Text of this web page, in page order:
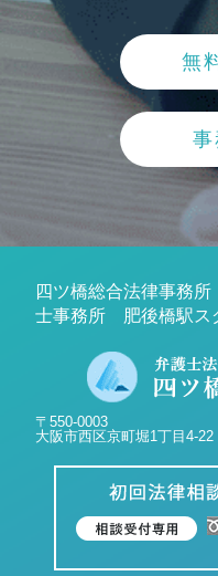
無
四ツ橋総合法律事務
士事務所 肥後橋駅ス
〒550-0003
大阪市西区京町堀1丁目4-